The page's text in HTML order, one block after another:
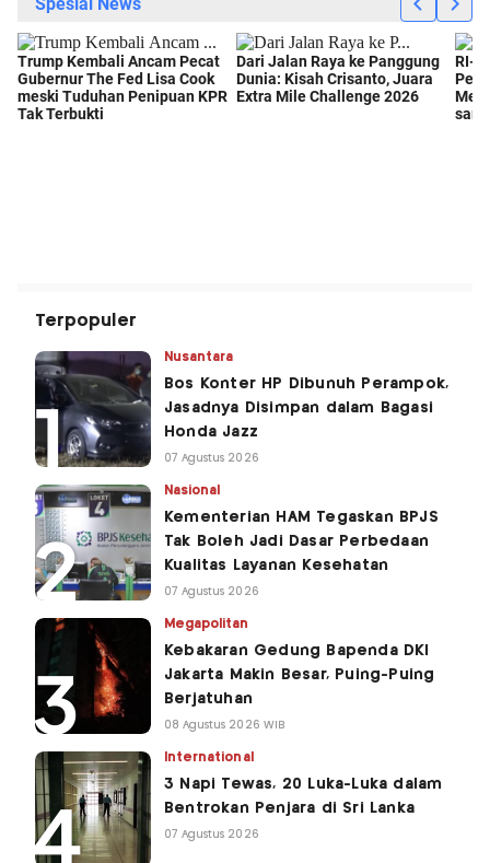
Terpopuler
Nusantara
Bos Konter HP Dibunuh Perampok,
Jasadnya Disimpan dalam Bagasi
Honda Jazz
07 Agustus 2026
Nasional
Kementerian HAM Tegaskan BPJS
Tak Boleh Jadi Dasar Perbedaan
Kualitas Layanan Kesehatan
07 Agustus 2026
Megapolitan
Kebakaran Gedung Bapenda DKI
Jakarta Makin Besar, Puing-Puing
Berjatuhan
08 Agustus 2026 WIB
International
3 Napi Tewas, 20 Luka-Luka dalam
Bentrokan Penjara di Sri Lanka
07 Agustus 2026